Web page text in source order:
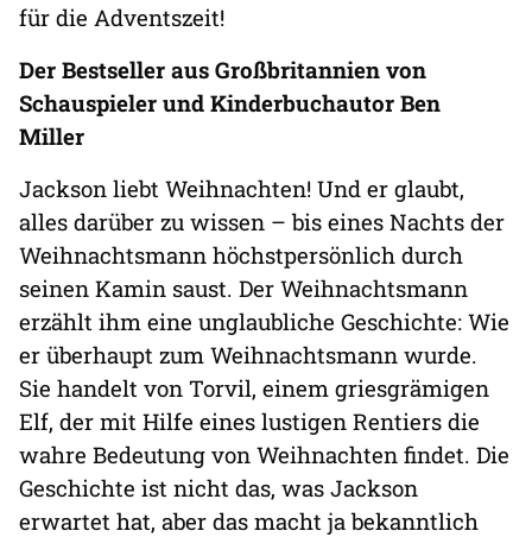
für die Adventszeit!
Der Bestseller aus Großbritannien von
Schauspieler und Kinderbuchautor Ben
Miller
Jackson liebt Weihnachten! Und er glaubt,
alles darüber zu wissen – bis eines Nachts der
Weihnachtsmann höchstpersönlich durch
seinen Kamin saust. Der Weihnachtsmann
erzählt ihm eine unglaubliche Geschichte: Wie
er überhaupt zum Weihnachtsmann wurde.
Sie handelt von Torvil, einem griesgrämigen
Elf, der mit Hilfe eines lustigen Rentiers die
wahre Bedeutung von Weihnachten findet. Die
Geschichte ist nicht das, was Jackson
erwartet hat, aber das macht ja bekanntlich